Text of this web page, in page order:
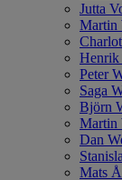
Jutta
Martin
Henrik
Peter
Saga
Björn
Martin
Dan
Mats